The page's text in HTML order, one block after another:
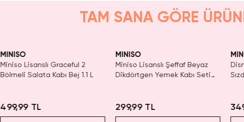
TAM SANA GÖRE
MINISO
Miniso Lisanslı Graceful 2
Bölmeli Salata Kabı Bej 1.1 L
499,99 TL
MINISO
Miniso Lisanslı Şeffaf Beyaz
Dikdörtgen Yemek Kabı Seti
299,99 TL